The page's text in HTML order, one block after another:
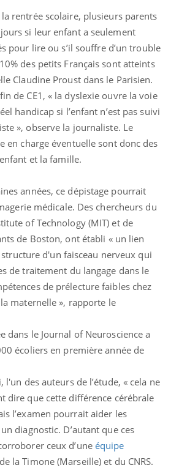
rentrée scolaire, plusieurs parents
si leur enfant a seulement
pour lire ou s’il souffre d’un trouble
des petits Français sont atteints
Claudine Proust dans le Parisien.
de CE1, « la dyslexie ouvre la voie
handicap si l’enfant n’est pas suivi
», observe la journaliste. Le
en charge éventuelle sont donc des
et la famille.
années, ce dépistage pourrait
médicale. Des chercheurs du
of Technology (MIT) et de
de Boston, ont établi « un lien
d'un faisceau nerveux qui
de traitement du langage dans le
de prélecture faibles chez
maternelle », rapporte le
dans le Journal of Neuroscience a
écoliers en première année de
l'un des auteurs de l’étude, « cela ne
dire que cette différence cérébrale
l’examen pourrait aider les
diagnostic. D’autant que ces
ceux d’une équipe
la Timone (Marseille) et du CNRS.